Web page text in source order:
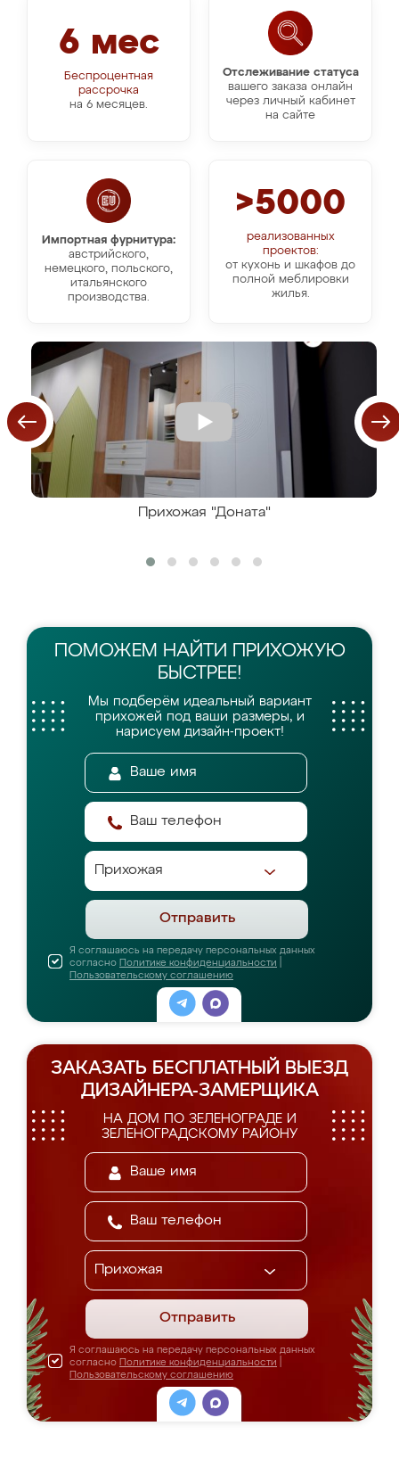
Отслеживание статуса
вашего заказа онлайн
через личный кабинет
на сайте
6 мес
Беспроцентная
рассрочка
на 6 месяцев.
Импортная фурнитура:
австрийского,
немецкого, польского,
итальянского
производства.
>5000
реализованных
проектов:
от кухонь и шкафов до
полной меблировки
жилья.
Прихожая "Доната"
ПОМОЖЕМ НАЙТИ
ПРИХОЖУЮ
БЫСТРЕЕ!
Мы подберём идеальный вариант
прихожей под ваши размеры, и
нарисуем дизайн-проект!
Отправить
Я соглашаюсь на передачу персональных данных
согласно Политике конфиденциальности
Пользовательскому соглашению
ЗАКАЗАТЬ БЕСПЛАТНЫЙ ВЫЕЗД
ДИЗАЙНЕРА-ЗАМЕРЩИКА
НА ДОМ ПО ЗЕЛЕНОГРАДЕ И
ЗЕЛЕНОГРАДСКОМУ РАЙОНУ
Отправить
Я соглашаюсь на передачу персональных данных
согласно Политике конфиденциальности
Пользовательскому соглашению